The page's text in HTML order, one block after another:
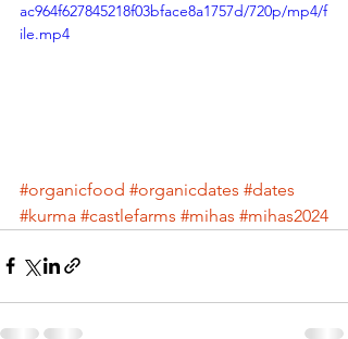
ac964f627845218f03bface8a1757d/720p/mp4/f
ile.mp4
#organicfood #organicdates #dates
#kurma #castlefarms #mihas #mihas2024